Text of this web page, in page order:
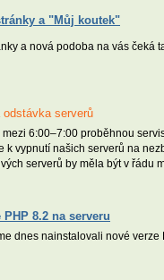
a "Můj koutek"
a nová podoba na vás čeká
odstávka serverů
mezi 6:00–7:00 proběhnou
k vypnutí našich serverů na
serverů by měla být v řádu
PHP 8.2 na serveru
dnes nainstalovali nové verze